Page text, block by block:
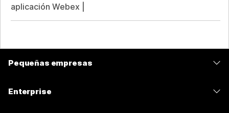
aplicación Webex |
Pequeñas empresas
Enterprise